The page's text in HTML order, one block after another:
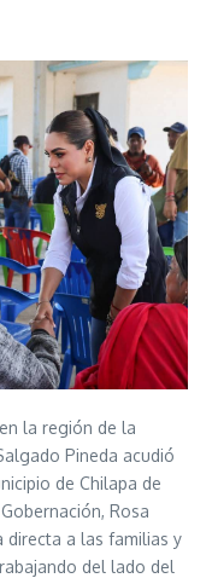
la región de la
Pineda acudió
de Chilapa de
Rosa
directa a las familias y
del lado del